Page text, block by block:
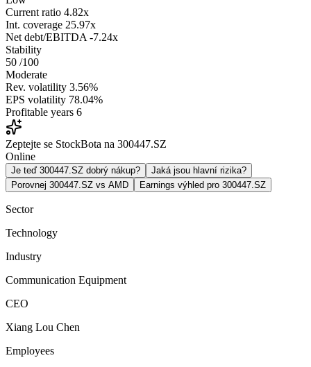
Current ratio 4.82x
Int. coverage 25.97x
Net debt/EBITDA -7.24x
Stability
50 /100
Moderate
Rev. volatility 3.56%
EPS volatility 78.04%
Profitable years 6
Zeptejte se StockBota na 300447.SZ
Online
Je teď 300447.SZ dobrý nákup?
Jaká jsou hlavní rizika?
Porovnej 300447.SZ vs AMD
Earnings výhled pro 300447.SZ
Sector
Technology
Industry
Communication Equipment
CEO
Xiang Lou Chen
Employees